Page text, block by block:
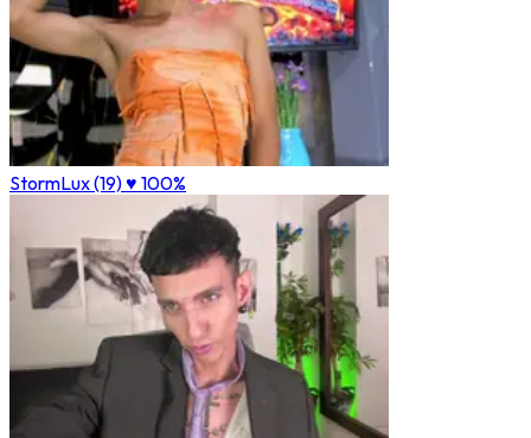
StormLux (19)♥ 100%